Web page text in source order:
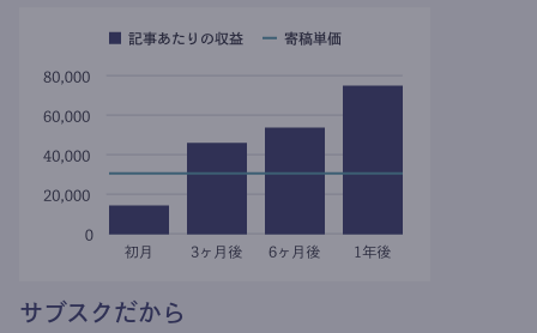
サブスクだから